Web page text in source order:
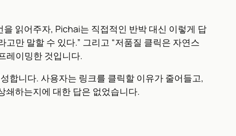
읽어주자, Pichai는 직접적인 반박 대신 이렇게 답
만 말할 수 있다.” 그리고 “저품질 클릭은 자연스
레이밍한 것입니다.
합니다. 사용자는 링크를 클릭할 이유가 줄어들고,
쇄하는지에 대한 답은 없었습니다.